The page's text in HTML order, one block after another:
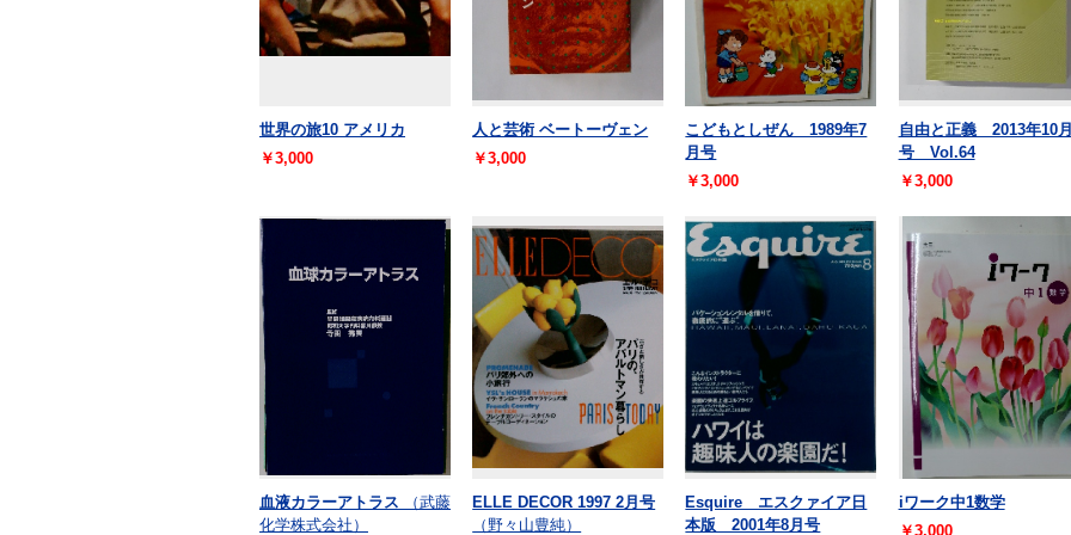
世界の旅10 アメリカ
￥3,000
人と芸術 ベートーヴェン
￥3,000
こどもとしぜん 1989年7
月号
￥3,000
自由と正義 2013年10
号 Vol.64
￥3,000
血液カラーアトラス
（武藤
化学株式会社）
ELLE DECOR 1997 2月号
（野々山豊純）
Esquire エスクァイア日
本版 2001年8月号
iワーク中1数学
￥3,000